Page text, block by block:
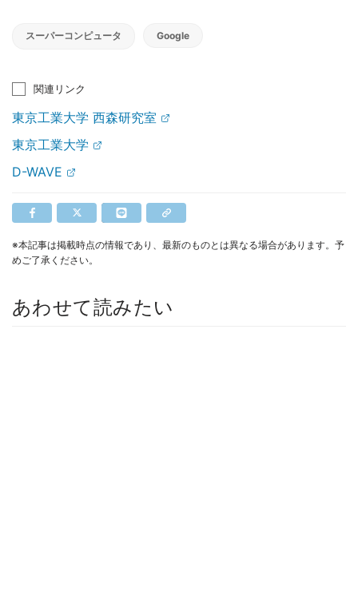
スーパーコンピュータ Google
関連リンク
東京工業大学 西森研究室
東京工業大学
D-WAVE
※本記事は掲載時点の情報であり、最新のものとは異なる場合があります。予
めご了承ください。
あわせて読みたい